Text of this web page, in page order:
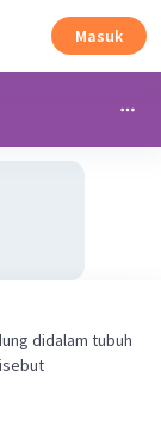
Masuk
didalam tubuh